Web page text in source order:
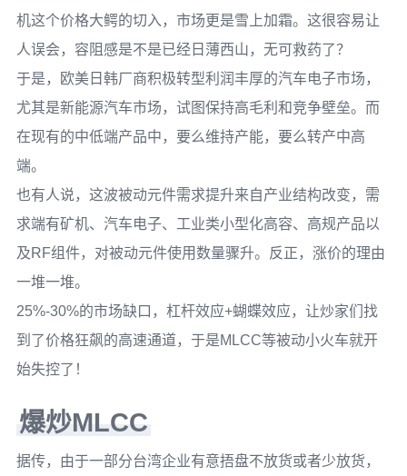
机这个价格大鳄的切入，市场更是雪上加霜。这很容易让
人误会，容阻感是不是已经日薄西山，无可救药了？
于是，欧美日韩厂商积极转型利润丰厚的汽车电子市场，
尤其是新能源汽车市场，试图保持高毛利和竞争壁垒。而
在现有的中低端产品中，要么维持产能，要么转产中高
端。
也有人说，这波被动元件需求提升来自产业结构改变，需
求端有矿机、汽车电子、工业类小型化高容、高规产品以
及RF组件，对被动元件使用数量骤升。反正，涨价的理由
一堆一堆。
25%-30%的市场缺口，杠杆效应+蝴蝶效应，让炒家们找
到了价格狂飙的高速通道，于是MLCC等被动小火车就开
始失控了！
爆炒MLCC
据传，由于一部分台湾企业有意捂盘不放货或者少放货，